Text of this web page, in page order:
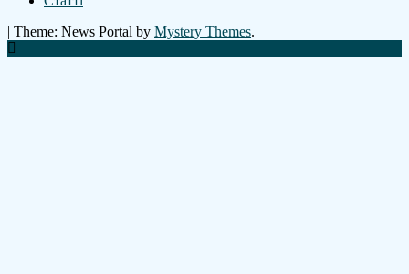
| Theme: News Portal by Mystery Themes.